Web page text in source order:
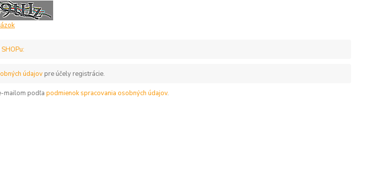
údajovpre účely registrácie.
mailom podľa podmienok spracovania osobných údajov.